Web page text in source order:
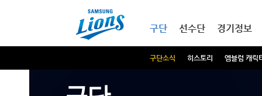
구단
구단소식 히스토리 엠블럼 캐릭
선수단 경기정보